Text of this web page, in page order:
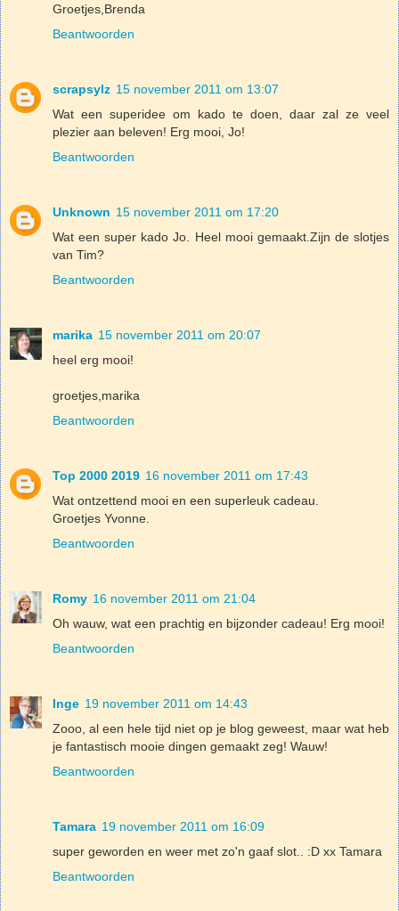
Groetjes,Brenda
Beantwoorden
scrapsylz 15 november 2011 om 13:07
Wat een superidee om kado te doen, daar zal ze veel
plezier aan beleven! Erg mooi, Jo!
Beantwoorden
Unknown 15 november 2011 om 17:20
Wat een super kado Jo. Heel mooi gemaakt.Zijn de slotjes
van Tim?
Beantwoorden
marika 15 november 2011 om 20:07
heel erg mooi!
groetjes,marika
Beantwoorden
Top 2000 2019 16 november 2011 om 17:43
Wat ontzettend mooi en een superleuk cadeau.
Groetjes Yvonne.
Beantwoorden
Romy 16 november 2011 om 21:04
Oh wauw, wat een prachtig en bijzonder cadeau! Erg mooi!
Beantwoorden
Inge 19 november 2011 om 14:43
Zooo, al een hele tijd niet op je blog geweest, maar wat heb
je fantastisch mooie dingen gemaakt zeg! Wauw!
Beantwoorden
Tamara 19 november 2011 om 16:09
super geworden en weer met zo'n gaaf slot.. :D xx Tamara
Beantwoorden